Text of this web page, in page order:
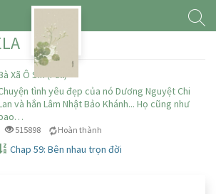
Xã Ô Sin (Full)
tình yêu đẹp của nó Dương Nguyệt Chi
và hắn Lâm Nhật Bảo Khánh... Họ cũng như
515898 Hoàn thành
Chap 59: Bên nhau trọn đời